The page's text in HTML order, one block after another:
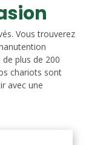
Vous trouverez
plus de 200
chariots sont
avec une